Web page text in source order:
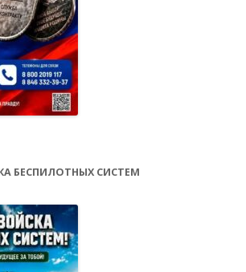
БЕСПИЛОТНЫХ СИСТЕМ